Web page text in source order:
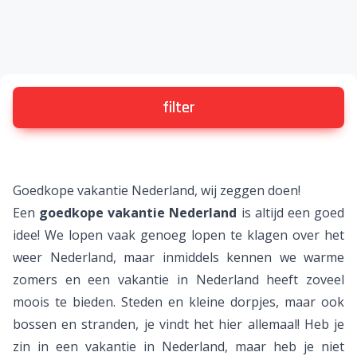
filter
Goedkope vakantie Nederland, wij zeggen doen!
Een goedkope vakantie Nederland is altijd een goed
idee! We lopen vaak genoeg lopen te klagen over het
weer Nederland, maar inmiddels kennen we warme
zomers en een vakantie in Nederland heeft zoveel
moois te bieden. Steden en kleine dorpjes, maar ook
bossen en stranden, je vindt het hier allemaal! Heb je
zin in een vakantie in Nederland, maar heb je niet